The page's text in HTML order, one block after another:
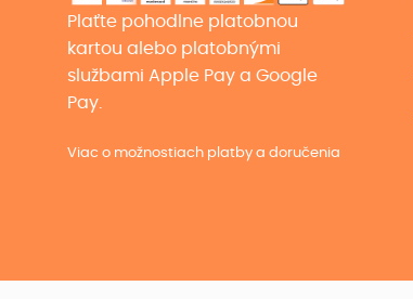
Plaťte pohodlne platobnou
kartou alebo platobnými
službami Apple Pay a Google
Pay.
Viac o možnostiach platby a doručenia